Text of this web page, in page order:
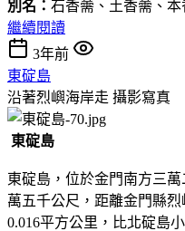
別名： 石香薷、土香薷、本
繼續閱讀
3年前
東碇島
沿著烈嶼海岸走 攝影寫真
東碇島
東碇島，位於金門南方三
萬五千公尺，距離金門縣
0.016平方公里，比北碇島